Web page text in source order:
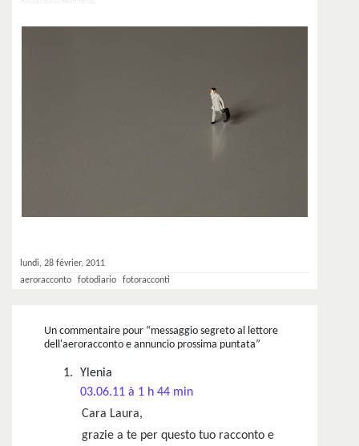
lundi, 28 février, 2011
aeroracconto
fotodiario fotoracconti
Un commentaire pour “messaggio segreto al lettore
dell'aeroracconto e annuncio prossima puntata”
Ylenia
03.06.11 à 1 h 44 min
Cara Laura,
grazie a te per questo tuo racconto e